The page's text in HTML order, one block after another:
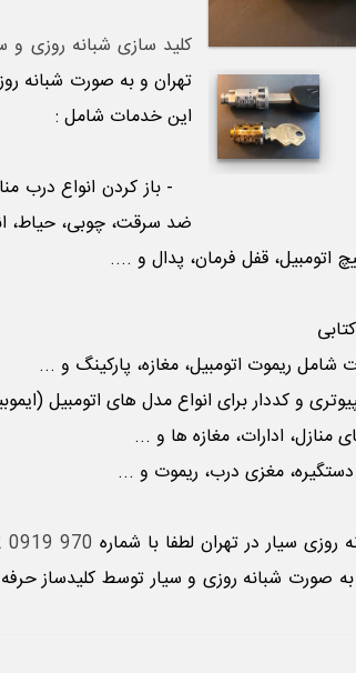
کلید سازی شبانه روزی و
تهران و به صورت شبانه
این خدمات شامل :
- باز کردن انواع درب
ضد سرقت، چوبی، حیاط،
اتومبیل، قفل فرمان، پدال و ....
ریموت اتومبیل، مغازه، پارکینگ و ...
و کددار برای انواع مدل های اتومبیل
منازل، ادارات، مغازه ها و ...
مغزی درب، ریموت و ...
روزی سیاردر تهران لطفا با شماره 970 0919 0912
صورت شبانه روزی و سیار توسط کلیدساز